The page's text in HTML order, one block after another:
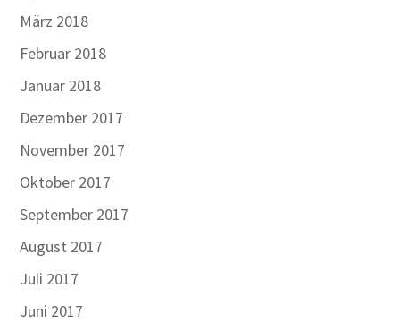
März 2018
Februar 2018
Januar 2018
Dezember 2017
November 2017
Oktober 2017
September 2017
August 2017
Juli 2017
Juni 2017